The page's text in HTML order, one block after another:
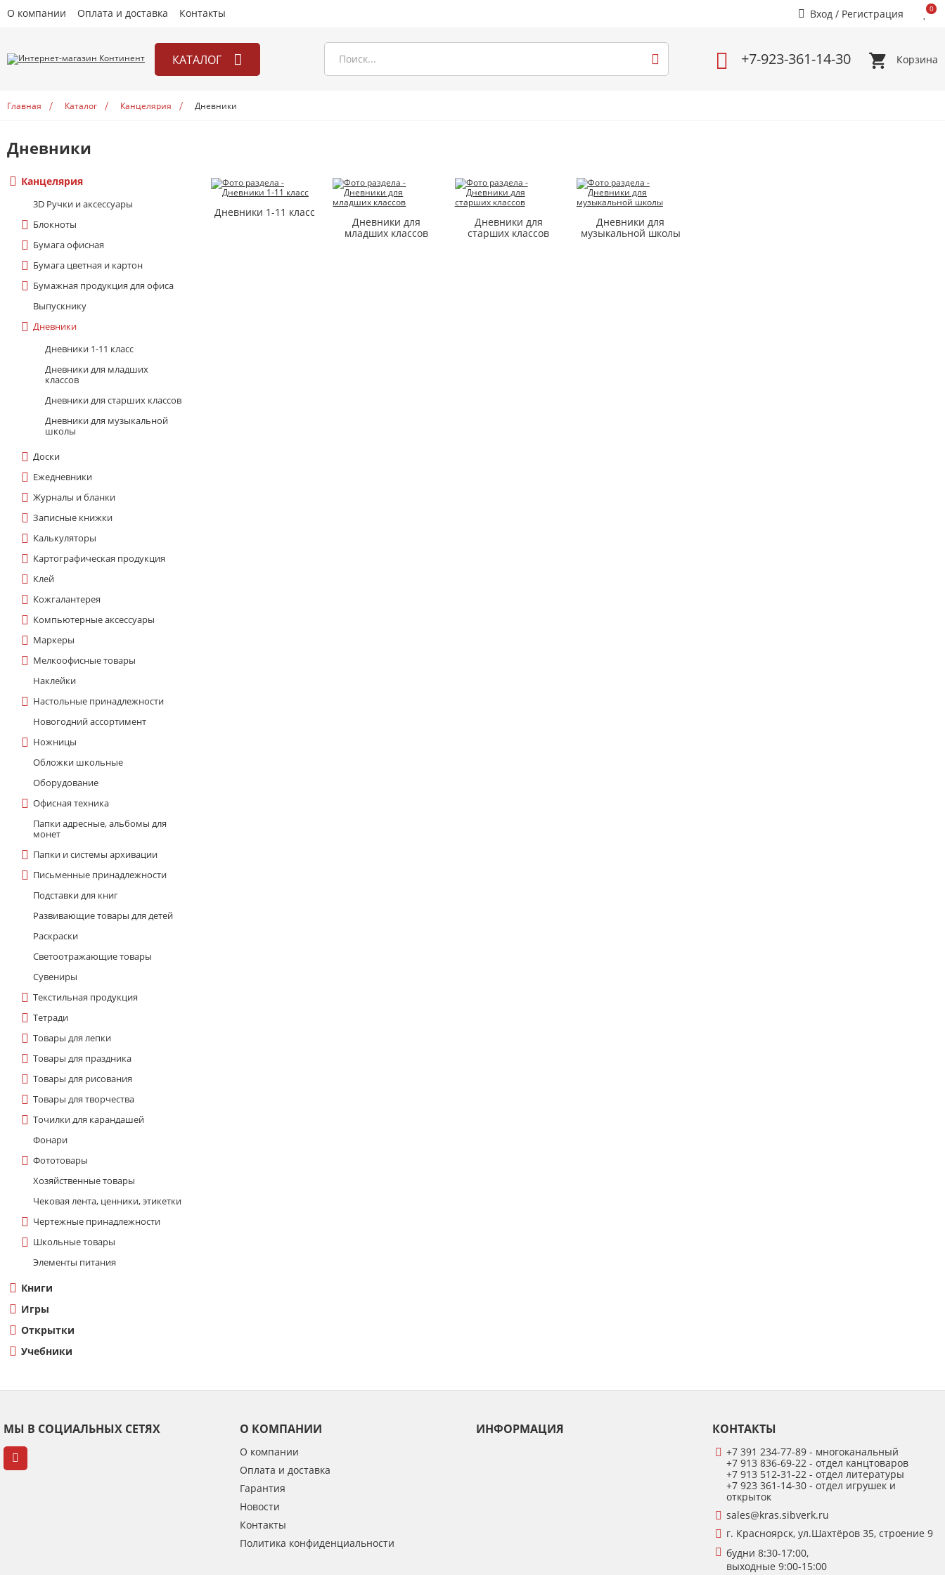
О компании Оплата и доставка Контакты Вход / Регистрация 0
КАТАЛОГ
Игры
Учебники
+7-923-361-14-30 Корзина
Главная Каталог Канцелярия Дневники
Дневники
Канцелярия
3D Ручки и аксесcуары
Блокноты
Бумага офисная
Бумага цветная и картон
Бумажная продукция для офиса
Выпускнику
Дневники
Дневники 1-11 класс
Дневники для младших
классов
Дневники для старших классов
Дневники для музыкальной
школы
Доски
Ежедневники
Журналы и бланки
Записные книжки
Калькуляторы
Картографическая продукция
Клей
Кожгалантерея
Компьютерные аксессуары
Маркеры
Мелкоофисные товары
Наклейки
Настольные принадлежности
Новогодний ассортимент
Ножницы
Обложки школьные
Оборудование
Офисная техника
Папки адресные, альбомы для
монет
Папки и системы архивации
Письменные принадлежности
Подставки для книг
Развивающие товары для детей
Раскраски
Светоотражающие товары
Сувениры
Текстильная продукция
Тетради
Товары для лепки
Товары для праздника
Товары для рисования
Товары для творчества
Точилки для карандашей
Фонари
Фототовары
Хозяйственные товары
Чековая лента, ценники, этикетки
Чертежные принадлежности
Школьные товары
Элементы питания
Книги
Игры
Открытки
Учебники
Дневники 1-11 класс
Дневники для
младших классов
Дневники для
старших классов
Дневники для
музыкальной школы
МЫ В СОЦИАЛЬНЫХ СЕТЯХ О КОМПАНИИ
О компании
Оплата и доставка
Гарантия
Новости
Контакты
Политика конфиденциальности
ИНФОРМАЦИЯ КОНТАКТЫ
+7 391 234-77-89 - многоканальный
+7 913 836-69-22 - отдел канцтоваров
+7 913 512-31-22 - отдел литературы
+7 923 361-14-30 - отдел игрушек и
открыток
sales@kras.sibverk.ru
г. Красноярск, ул.Шахтёров 35, строение 9
будни 8:30-17:00,
выходные 9:00-15:00